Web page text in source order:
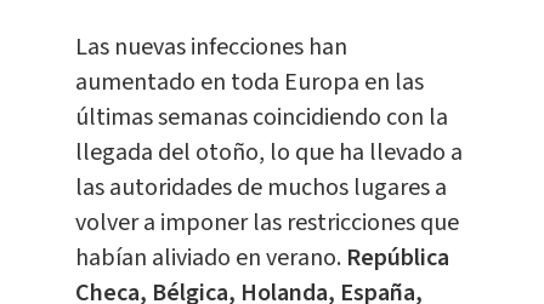
Las nuevas infecciones han
aumentado en toda Europa en las
últimas semanas coincidiendo con la
llegada del otoño, lo que ha llevado a
las autoridades de muchos lugares a
volver a imponer las restricciones que
habían aliviado en verano. República
Checa, Bélgica, Holanda, España,